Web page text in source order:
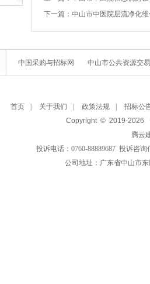
下一篇： 中山市中医院层流净化
中国采购与招标网 中山市公共资源交
首页 关于我们 政策法规
招标公
Copyright © 2019-2026
腾云
投诉电话：0760-88889687 投诉咨
公司地址：广东省中山市